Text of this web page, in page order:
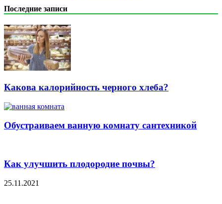
Последние записи
Какова калорийность черного хлеба?
Обустраиваем ванную комнату сантехникой
Как улучшить плодородие почвы?
25.11.2021